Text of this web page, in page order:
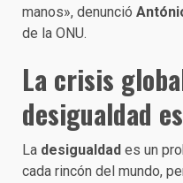
manos», denunció
de la ONU.
La crisis
desigualdad
La desigualdad es un
cada rincón del mundo,